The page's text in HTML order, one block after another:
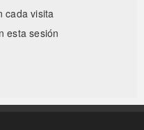
cada visita
esta sesión